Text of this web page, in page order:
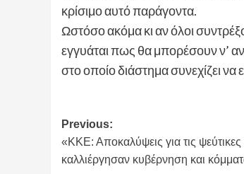
κρίσιμο αυτό παράγοντα.
Ωστόσο ακόμα κι αν όλοι
εγγυάται πως θα μπορέσουν ν’
στο οποίο διάστημα συνεχίζει να
Post
navigation
Previous:
«ΚΚΕ: Αποκαλύψεις για τις
καλλιέργησαν κυβέρνηση και